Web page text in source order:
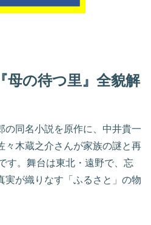
母の待つ里』全貌解
の同名小説を原作に、中井貴一
々木蔵之介さんが家族の謎と再
す。舞台は東北・遠野で、忘
実が織りなす「ふるさと」の物